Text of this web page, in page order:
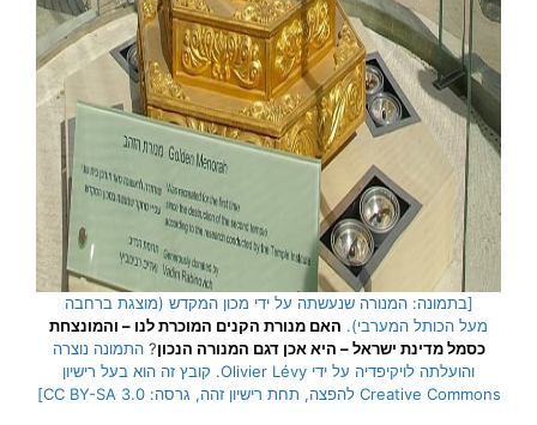
[בתמונה: המנורה שנעשתה על ידי מכון המקדש (מוצגת ברחבה
מעל הכותל המערבי). האם מנורת הקנים המוכרת לנו – והמונצחת
כסמל מדינת ישראל – היא אכן דגם המנורה הנכון?התמונה נוצרה
והועלתה לויקיפדיה על ידי Olivier Lévy. קובץ זה הוא בעל רישיון
Creative Commons להפצה, תחת רישיון זהה, גרסה: CC BY-SA 3.0]